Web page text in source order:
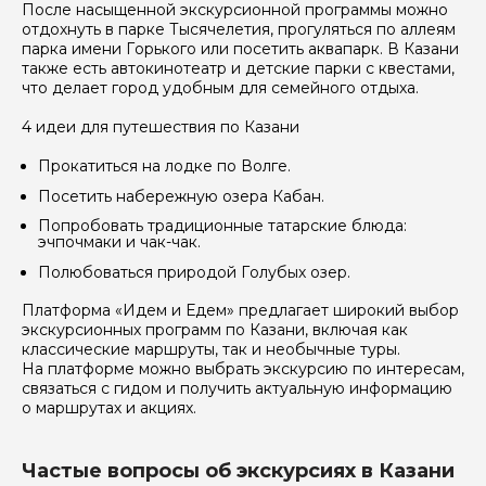
После насыщенной экскурсионной программы можно
отдохнуть в парке Тысячелетия, прогуляться по аллеям
парка имени Горького или посетить аквапарк. В Казани
также есть автокинотеатр и детские парки с квестами,
что делает город удобным для семейного отдыха.
4 идеи для путешествия по Казани
Прокатиться на лодке по Волге.
Посетить набережную озера Кабан.
Попробовать традиционные татарские блюда:
эчпочмаки и чак-чак.
Полюбоваться природой Голубых озер.
Платформа «Идем и Едем» предлагает широкий выбор
экскурсионных программ по Казани, включая как
классические маршруты, так и необычные туры.
На платформе можно выбрать экскурсию по интересам,
связаться с гидом и получить актуальную информацию
о маршрутах и акциях.
Частые вопросы об экскурсиях в Казани